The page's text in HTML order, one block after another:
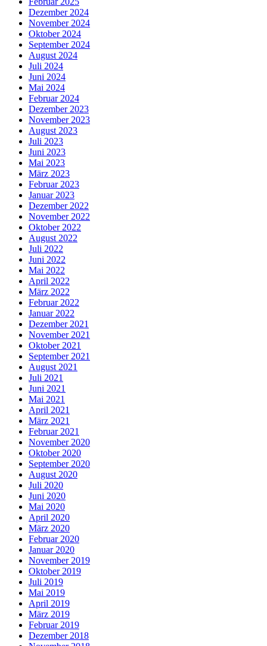
Dezember 2024
November 2024
Oktober 2024
September 2024
August 2024
Juli 2024
Juni 2024
Mai 2024
Februar 2024
Dezember 2023
November 2023
August 2023
Juli 2023
Juni 2023
Mai 2023
März 2023
Februar 2023
Januar 2023
Dezember 2022
November 2022
Oktober 2022
August 2022
Juli 2022
Juni 2022
Mai 2022
April 2022
März 2022
Februar 2022
Januar 2022
Dezember 2021
November 2021
Oktober 2021
September 2021
August 2021
Juli 2021
Juni 2021
Mai 2021
April 2021
März 2021
Februar 2021
November 2020
Oktober 2020
September 2020
August 2020
Juli 2020
Juni 2020
Mai 2020
April 2020
März 2020
Februar 2020
Januar 2020
November 2019
Oktober 2019
Juli 2019
Mai 2019
April 2019
März 2019
Februar 2019
Dezember 2018